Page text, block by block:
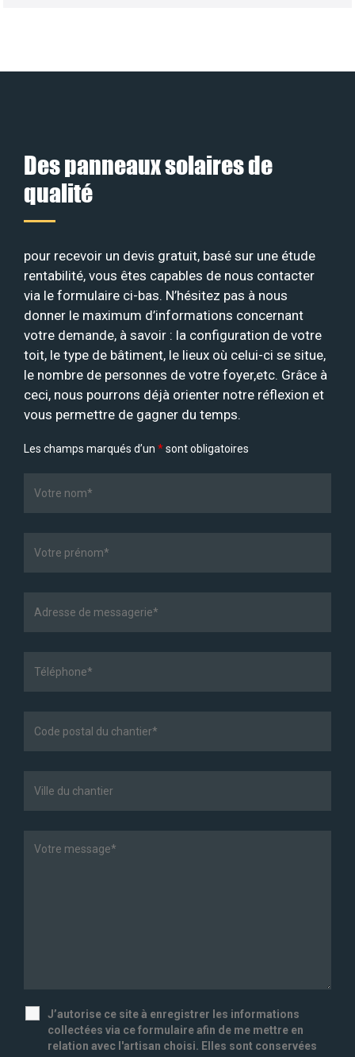
Des panneaux solaires de
qualité
pour recevoir un devis gratuit, basé sur une étude
rentabilité, vous êtes capables de nous contacter
via le formulaire ci-bas. N’hésitez pas à nous
donner le maximum d’informations concernant
votre demande, à savoir : la configuration de votre
toit, le type de bâtiment, le lieux où celui-ci se situe,
le nombre de personnes de votre foyer,etc. Grâce à
ceci, nous pourrons déjà orienter notre réflexion et
vous permettre de gagner du temps.
Les champs marqués d’un *sont obligatoires
J’autorise ce site à enregistrer les informations
collectées via ce formulaire afin de me mettre en
relation avec l'artisan choisi. Elles sont conservées